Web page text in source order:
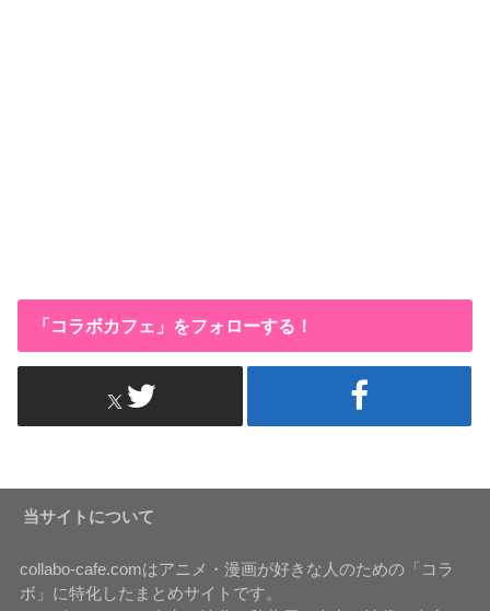
「コラボカフェ」をフォローする！
当サイトについて
collabo-cafe.comはアニメ・漫画が好きな人のための「コラ
ボ」に特化したまとめサイトです。